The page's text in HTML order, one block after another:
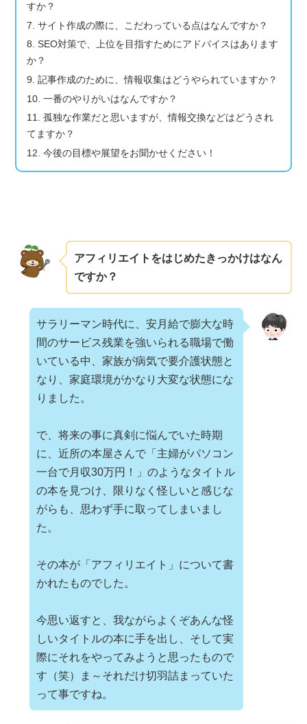
すか？
7. サイト作成の際に、こだわっている点はなんですか？
8. SEO対策で、上位を目指すためにアドバイスはあります
か？
9. 記事作成のために、情報収集はどうやられていますか？
10. 一番のやりがいはなんですか？
11. 孤独な作業だと思いますが、情報交換などはどうされ
てますか？
12. 今後の目標や展望をお聞かせください！
アフィリエイトをはじめたきっかけはなん
ですか？
サラリーマン時代に、安月給で膨大な時
間のサービス残業を強いられる職場で働
いている中、家族が病気で要介護状態と
なり、家庭環境がかなり大変な状態にな
りました。
で、将来の事に真剣に悩んでいた時期
に、近所の本屋さんで「主婦がパソコン
一台で月収30万円！」のようなタイトル
の本を見つけ、限りなく怪しいと感じな
がらも、思わず手に取ってしまいまし
た。
その本が「アフィリエイト」について書
かれたものでした。
今思い返すと、我ながらよくぞあんな怪
しいタイトルの本に手を出し、そして実
際にそれをやってみようと思ったもので
す（笑）ま～それだけ切羽詰まっていた
って事ですね。